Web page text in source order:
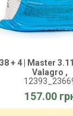
+ 4 | Master
Valagro ,
157.00